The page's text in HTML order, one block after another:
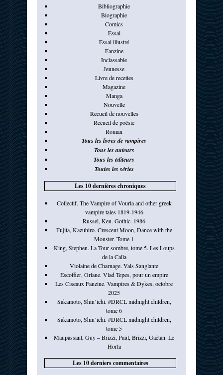
Bibliographie
Biographie
Comics
Essai
Essai illustré
Fanzine
Inclassable
Jeunesse
Livre de recettes
Magazine
Manga
Nouvelle
Recueil de nouvelles
Recueil de poésie
Roman
Tous les livres de vampires
Tous les auteurs
Tous les éditeurs
Toutes les séries
Les 10 dernières chroniques
Collectif. The Vampire of Vourla and other greek
vampire tales 1819-1946
Russel, Ken. Gothic. 1986
Fujita, Kazuhiro. Crescent Moon, Dance with the
Monster. Tome 1
King, Stephen. La Tour sombre, tome 5. Les Loups
de la Calla
Violaine de Charnage. Vals Sanglante
Escoffier, Orlane. Vlad Tepes, pour un empire
Les Ciseaux Fanzine. Vampires & Dykes, octobre
2025
Sakamoto, Shin’ichi. #DRCL midnight children,
tome 6
Sakamoto, Shin’ichi. #DRCL midnight children,
tome 5
Maupassant, Guy – Brizzi, Paul, Brizzi, Gaëtan. Le
Horla
Les 10 derniers commentaires